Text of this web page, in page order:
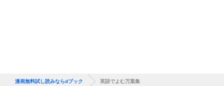
漫画無料試し読みならdブック 英語でよむ万葉集